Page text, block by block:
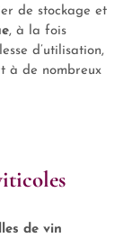
de stockage et
, à la fois
d’utilisation,
à de nombreux
de vin